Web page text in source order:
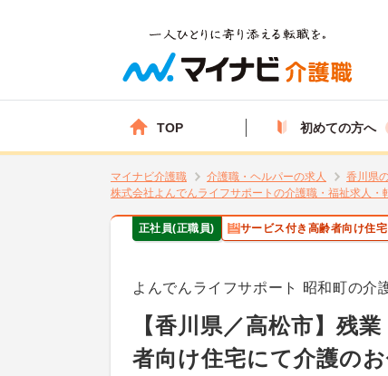
TOP 初めての方へ
マイナビ介護職 介護職・ヘルパーの求人 香川県
株式会社よんでんライフサポートの介護職・福祉求人・
正社員(正職員) サービス付き高齢者向け住宅
よんでんライフサポート 昭和町の介
【香川県／高松市】残
者向け住宅にて介護の